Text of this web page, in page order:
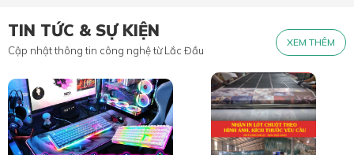
TIN TỨC & SỰ KIỆN
Cập nhật thông tin công nghệ từ Lắc Đầu
XEM THÊM